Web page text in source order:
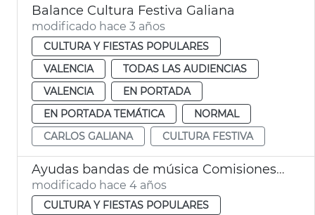
Balance Cultura Festiva Galiana
modificado hace 3 años
CULTURA Y FIESTAS POPULARES
VALENCIA
TODAS LAS AUDIENCIAS
VALENCIA
EN PORTADA
EN PORTADA TEMÁTICA
NORMAL
CARLOS GALIANA
CULTURA FESTIVA
Ayudas bandas de música Comisiones falleras 2022
modificado hace 4 años
CULTURA Y FIESTAS POPULARES